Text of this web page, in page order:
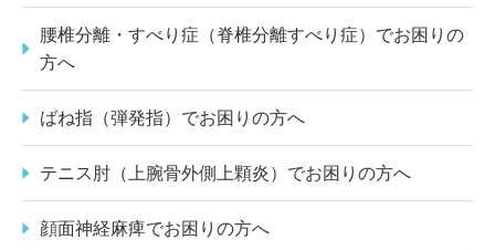
腰椎分離・すべり症（脊椎分離すべり症）でお困りの
方へ
ばね指（弾発指）でお困りの方へ
テニス肘（上腕骨外側上顆炎）でお困りの方へ
顔面神経麻痺でお困りの方へ